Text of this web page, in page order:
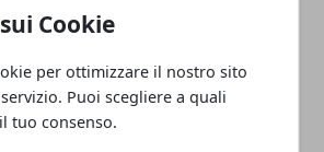
Cookie
per ottimizzare il nostro sito
Puoi scegliere a quali
tuo consenso.